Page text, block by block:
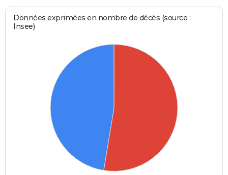
Données exprimées en nombre de décès (source :
Insee)